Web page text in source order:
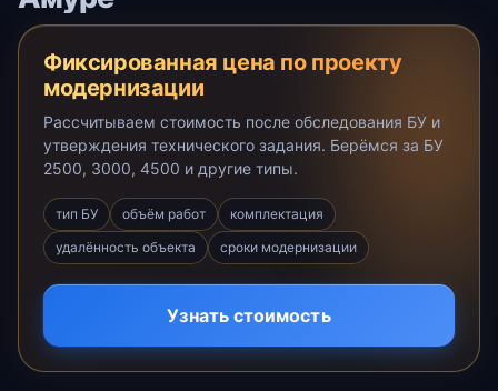
Фиксированная цена по проекту
модернизации
Рассчитываем стоимость после обследования БУ и
утверждения технического задания. Берёмся за БУ
2500, 3000, 4500 и другие типы.
тип БУ объём работ
комплектация
удалённость объекта
сроки модернизации
Узнать стоимость